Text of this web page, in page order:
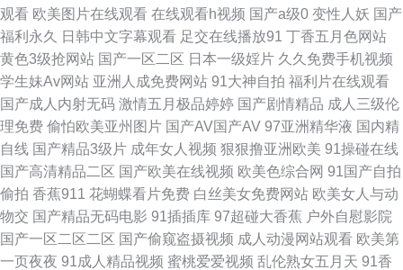
天堂无码永久 91探花黑丝视频 超碰手机在线网址 国产天天无日日干 日韩九
一 69成人网站 91桃色黑丝 豆花视频不卡 久久宗和a 日本AⅤ网站 日韩在线
一二 大香蕉51 蜜桃麻豆久久 91免费性爱色情 大香蕉玖玖爱 国产精品自拍官
网 青娱乐打炮 日韩色情免费网战 91资源超碰总站 国产草逼视频 麻豆有码视
频 日韩性爱网站 超碰3p在线观看 黄色AVA黄址 欧美色日本 亚洲黄色电影网
站 97资源福利在线 操逼COm77 国产91在线九色 极品女神内射 久久依人精
观看 欧美图片在线观看 在线观看h视频 国产a级0 变性人妖 国产
福利永久
日韩中文字幕观看 足交在线播放91 丁香五月色网站
黄色3级抢网站 国产一区二区 日本一级婬片 久久免费手机视频
学生妹Av网站 亚洲人成免费网站 91大神自拍 福利片在线观看
国产成人内射无码 激情五月极品婷婷 国产剧情精品 成人三级伦
理免费 偷怕欧美亚州图片 国产AV国产AV 97亚洲精华液 国内精
自线 国产精品3级片 成年女人视频 狠狠撸亚洲欧美 91操碰在线
国产高清精品二区 国产欧美在线视频 欧美色综合网 91国产自拍
偷拍 香蕉911 花蝴蝶看片免费 白丝美女免费网站 欧美女人与动
物交 国产精品无码电影 91插插库 97超碰大香蕉 户外自慰影院
国产一区二区二区 国产偷窥盗摄视频 成人动漫网站观看 欧美第
一页夜夜 91成人精品视频 蜜桃爱爱视频 乱伦熟女五月天 91香